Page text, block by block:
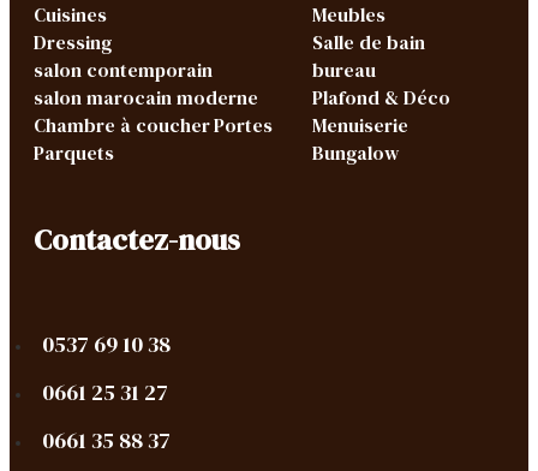
Cuisines
Dressing
salon contemporain
salon marocain moderne
Chambre à coucherPortes
Parquets
Meubles
Salle de bain
bureau
Plafond & Déco
Menuiserie
Bungalow
Contactez-nous
0537 69 10 38
0661 25 31 27
0661 35 88 37